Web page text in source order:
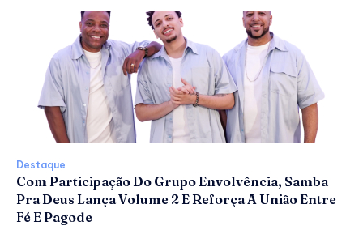
Destaque
Com Participação Do Grupo Envolvência, Samba
Pra Deus Lança Volume 2 E Reforça A União Entre
Fé E Pagode